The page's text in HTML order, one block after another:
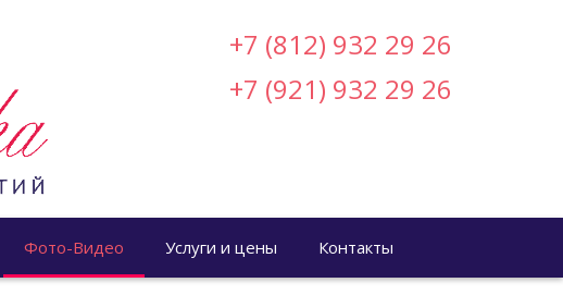
+7 (812) 932 29 26
+7 (921) 932 29 26
Фото-Видео Услуги и цены Контакты